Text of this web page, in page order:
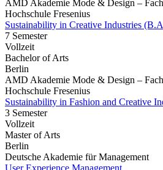
AMD Akademie Mode & Design –
Hochschule Fresenius
Sustainability in Creative Industries
7 Semester
Vollzeit
Bachelor of Arts
Berlin
AMD Akademie Mode & Design –
Hochschule Fresenius
Sustainability in Fashion and Creative
3 Semester
Vollzeit
Master of Arts
Berlin
Deutsche Akademie für Management